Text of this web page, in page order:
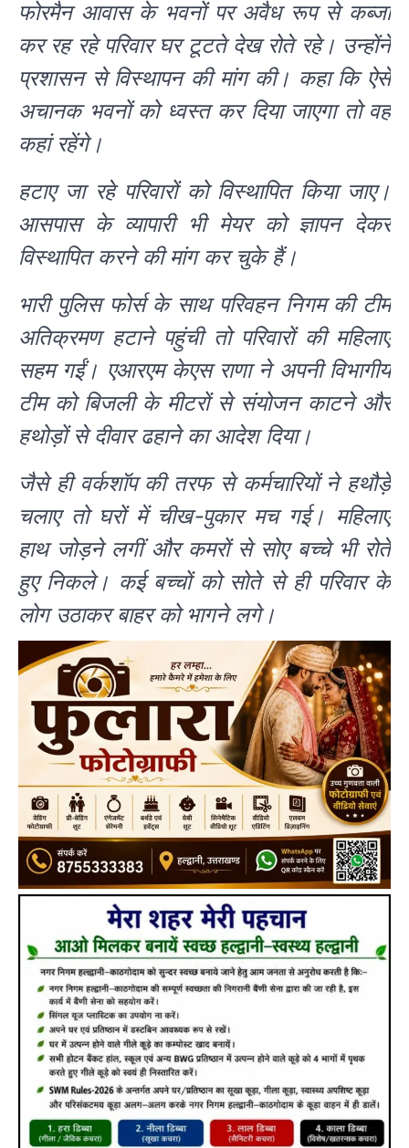
फोरमैन आवास के भवनों पर अवैध रूप से कब्जा
कर रह रहे परिवार घर टूटते देख रोते रहे। उन्होंने
प्रशासन से विस्थापन की मांग की। कहा कि ऐसे
अचानक भवनों को ध्वस्त कर दिया जाएगा तो वह
कहां रहेंगे।
हटाए जा रहे परिवारों को विस्थापित किया जाए।
आसपास के व्यापारी भी मेयर को ज्ञापन देकर
विस्थापित करने की मांग कर चुके हैं।
भारी पुलिस फोर्स के साथ परिवहन निगम की टीम
अतिक्रमण हटाने पहुंची तो परिवारों की महिलाएं
सहम गईं। एआरएम केएस राणा ने अपनी विभागीय
टीम को बिजली के मीटरों से संयोजन काटने और
हथोड़ों से दीवार ढहाने का आदेश दिया।
जैसे ही वर्कशॉप की तरफ से कर्मचारियों ने हथौड़े
चलाए तो घरों में चीख-पुकार मच गई। महिलाएं
हाथ जोड़ने लगीं और कमरों से सोए बच्चे भी रोते
हुए निकले। कई बच्चों को सोते से ही परिवार के
लोग उठाकर बाहर को भागने लगे।